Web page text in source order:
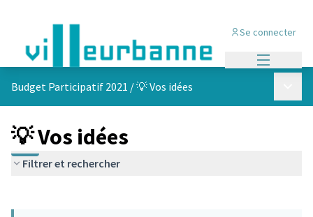
Se connecter
Budget Participatif 2021 /💡 Vos idées
💡 Vos idées
Filtrer et rechercher